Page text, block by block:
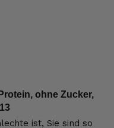
ohne Zucker,
ist, Sie sind so